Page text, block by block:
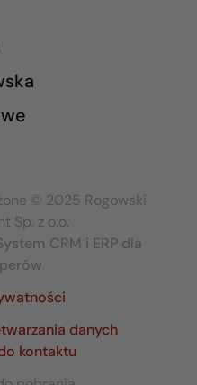
© 2025 Rogowski
Sp. z o.o.
CRM i ERP dla
danych
kontaktu